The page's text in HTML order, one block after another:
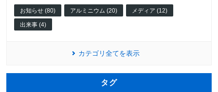
お知らせ (80) アルミニウム (20) メディア (12)
出来事 (4)
カテゴリ全てを表示
タグ